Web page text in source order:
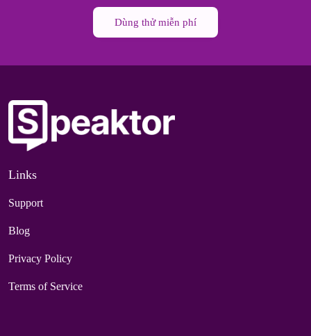
Dùng thử miễn phí
Links
Support
Blog
Privacy Policy
Terms of Service